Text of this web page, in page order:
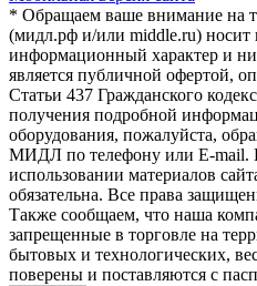
* Обращаем ваше внимание на
(мидл.рф и/или middle.ru) носит
информационный характер и
является публичной офертой,
Статьи 437 Гражданского
получения подробной
оборудования, пожалуйста,
МИДЛ по телефону или E-mail.
использовании материалов
обязательна. Все права
Также сообщаем, что наша
запрещенные в торговле на
бытовых и технологических,
поверены и поставляются с